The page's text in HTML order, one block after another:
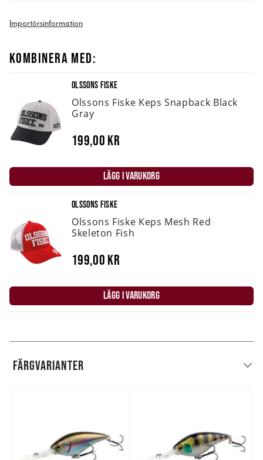
Importörsinformation
KOMBINERA MED:
OLSSONS FISKE
Olssons Fiske Keps Snapback Black
Gray
199,00 kr
LÄGG I VARUKORG
OLSSONS FISKE
Olssons Fiske Keps Mesh Red
Skeleton Fish
199,00 kr
LÄGG I VARUKORG
FÄRGVARIANTER